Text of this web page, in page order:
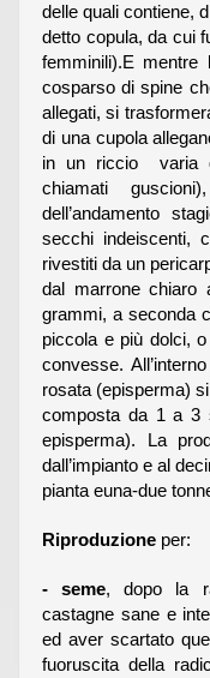
delle quali contiene,
detto copula, da cui
femminili).E
cosparso di spine
allegati, si
di una cupola
in un riccio varia
chiamati
dell’andamento
secchi indeiscenti,
rivestiti da un
dal marrone
grammi, a seconda
piccola e più dolci,
convesse.
rosata (episperma)
composta da 1 a 3
episperma). La
dall’impianto e al
pianta euna-due
Riproduzione per:
- seme, dopo la
castagne sane e
ed aver scartato
fuoruscita della